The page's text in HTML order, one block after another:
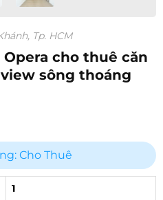
Tp. HCM
cho thuê căn
sông thoáng
Cho Thuê
1